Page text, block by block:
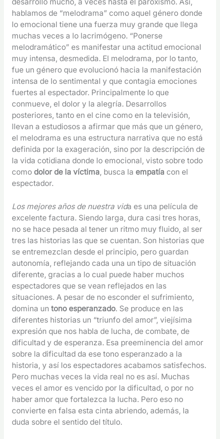
hablamos de “melodrama” como aquel género donde
lo emocional tiene una fuerza muy grande que llega
muchas veces a lo lacrimógeno. “Ponerse
melodramático” es manifestar una actitud emocional
muy intensa, desmedida. El melodrama, por lo tanto,
fue un género que evolucionó hacia la manifestación
intensa de lo sentimental y que contagia emociones
fuertes al espectador. Principalmente lo que
conmueve, el dolor y la alegría. Desarrollos
posteriores, tanto en el cine como en la televisión,
llevan a estudiosos a afirmar que más que un género,
el melodrama es una estructura narrativa que no está
definida por la exageración, sino por la descripción de
la vida cotidiana donde lo emocional, visto sobre todo
como dolor de la víctima, busca la empatía con el
espectador.
Los mejores años de nuestra vida es una película de
excelente factura. Siendo larga, dura casi tres horas,
no se hace pesada al tener un ritmo muy fluido, al ser
tres las historias las que se cuentan. Son historias que
se entremezclan desde el principio, pero guardan
autonomía, reflejando cada una un tipo de situación
diferente, gracias a lo cual puede haber muchos
espectadores que se vean reflejados en las
situaciones. A pesar de no esconder el sufrimiento,
domina un tono esperanzado. Se produce en las
diferentes historias un “triunfo del amor”, viejísima
expresión que nos habla de lucha, de combate, de
dificultad y de esperanza. Esa preeminencia del amor
sobre la dificultad da ese tono esperanzado a la
historia, y así los espectadores acabamos satisfechos.
Pero muchas veces la vida real no es así. Muchas
veces el amor es vencido por la dificultad, o por no
haber amor que fortalezca la lucha. Pero eso no
convierte en falsa esta cinta abriendo, además, la
duda sobre el sentido del título.